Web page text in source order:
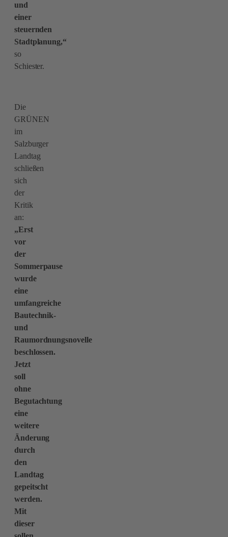
und
einer
steuernden
Stadtplanung,“
so
Schiester.
Die
GRÜNEN
im
Salzburger
Landtag
schließen
sich
der
Kritik
an:
„Erst
vor
der
Sommerpause
wurde
eine
umfangreiche
Bautechnik-
und
Raumordnungsnovelle
beschlossen.
Jetzt
soll
ohne
Begutachtung
eine
weitere
Änderung
durch
den
Landtag
gepeitscht
werden.
Mit
dieser